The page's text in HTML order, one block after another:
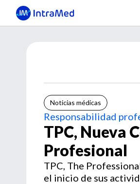
Noticias médicas
Responsabilidad
TPC, Nueva
Profesional
TPC, The
el inicio de sus